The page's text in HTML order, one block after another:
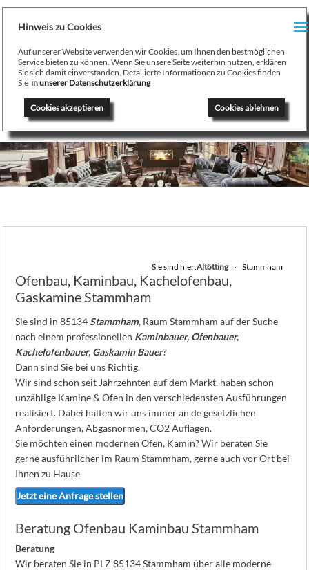
/
Hinweis zu Cookies
Auf unserer Website verwenden wir Cookies, um Ihnen den bestmöglichen
Service bieten zu können. Wenn Sie unsere Seite weiterhin nutzen, erklären
Sie sich damit einverstanden. Detailierte Informationen zu Cookies finden
Sie in unserer Datenschutzerklärung
Cookies ablehnen
Cookies akzeptieren
August Stamminger
Beratung - Planung - Ausführung - Wartung - Reparatur
Ofenbau Kaminbau Gaskamine Kachelofen Heizkamine
Sie sind hier:Altötting Stammham
Ofenbau, Kaminbau, Kachelofenbau,
Gaskamine Stammham
Sie sind in 85134Stammham, Raum Stammham auf der Suche
nach einem professionellen Kaminbauer, Ofenbauer,
Kachelofenbauer, Gaskamin Bauer?
Dann sind Sie bei uns Richtig.
Wir sind schon seit Jahrzehnten auf dem Markt, haben schon
unzählige Kamine & Ofen in den verschiedensten Ausführungen
realisiert. Dabei halten wir uns immer an de gesetzlichen
Anforderungen, Abgasnormen, CO2 Auflagen.
Sie möchten einen modernen Ofen, Kamin? Wir beraten Sie
gerne ausführlicher im Raum Stammham, gerne auch vor Ort bei
Ihnen zu Hause.
Jetzt eine Anfrage stellen
Beratung Ofenbau Kaminbau Stammham
Beratung
Wir beraten Sie in PLZ 85134 Stammham über alle moderne